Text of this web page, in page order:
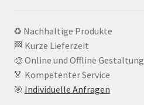
♻️ Nachhaltige Produkte
🏁 Kurze Lieferzeit
🎨 Online und Offline Gestaltung
🏅 Kompetenter Service
🎯 Individuelle Anfragen